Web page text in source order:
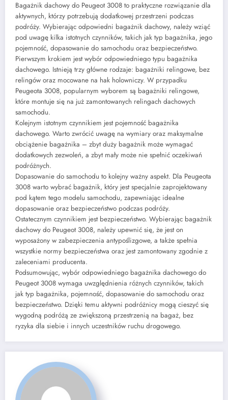
Bagażnik dachowy do Peugeot 3008 to praktyczne rozwiązanie dla
aktywnych, którzy potrzebują dodatkowej przestrzeni podczas
podróży. Wybierając odpowiedni bagażnik dachowy, należy wziąć
pod uwagę kilka istotnych czynników, takich jak typ bagażnika, jego
pojemność, dopasowanie do samochodu oraz bezpieczeństwo.
Pierwszym krokiem jest wybór odpowiedniego typu bagażnika
dachowego. Istnieją trzy główne rodzaje: bagażniki relingowe, bez
relingów oraz mocowane na hak holowniczy. W przypadku
Peugeota 3008, popularnym wyborem są bagażniki relingowe,
które montuje się na już zamontowanych relingach dachowych
samochodu.
Kolejnym istotnym czynnikiem jest pojemność bagażnika
dachowego. Warto zwrócić uwagę na wymiary oraz maksymalne
obciążenie bagażnika – zbyt duży bagażnik może wymagać
dodatkowych zezwoleń, a zbyt mały może nie spełnić oczekiwań
podróżnych.
Dopasowanie do samochodu to kolejny ważny aspekt. Dla Peugeota
3008 warto wybrać bagażnik, który jest specjalnie zaprojektowany
pod kątem tego modelu samochodu, zapewniając idealne
dopasowanie oraz bezpieczeństwo podczas podróży.
Ostatecznym czynnikiem jest bezpieczeństwo. Wybierając bagażnik
dachowy do Peugeot 3008, należy upewnić się, że jest on
wyposażony w zabezpieczenia antypoślizgowe, a także spełnia
wszystkie normy bezpieczeństwa oraz jest zamontowany zgodnie z
zaleceniami producenta.
Podsumowując, wybór odpowiedniego bagażnika dachowego do
Peugeot 3008 wymaga uwzględnienia różnych czynników, takich
jak typ bagażnika, pojemność, dopasowanie do samochodu oraz
bezpieczeństwo. Dzięki temu aktywni podróżnicy mogą cieszyć się
wygodną podróżą ze zwiększoną przestrzenią na bagaż, bez
ryzyka dla siebie i innych uczestników ruchu drogowego.